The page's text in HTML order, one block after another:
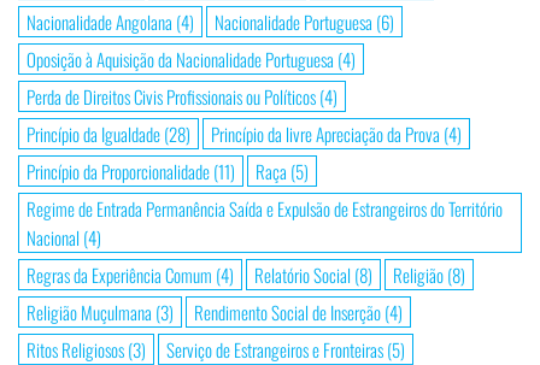
Nacionalidade Angolana (4) Nacionalidade Portuguesa (6)
Oposição à Aquisição da Nacionalidade Portuguesa (4)
Perda de Direitos Civis Profissionais ou Políticos(4)
Princípio da Igualdade(28) Princípio da livre Apreciação da Prova (4)
Princípio da Proporcionalidade(11) Raça (5)
Regime de Entrada Permanência Saída e Expulsão de Estrangeiros do Território
Nacional (4)
Regras da Experiência Comum (4) Relatório Social (8) Religião(8)
Religião Muçulmana (3) Rendimento Social de Inserção(4)
Ritos Religiosos(3) Serviço de Estrangeiros e Fronteiras(5)